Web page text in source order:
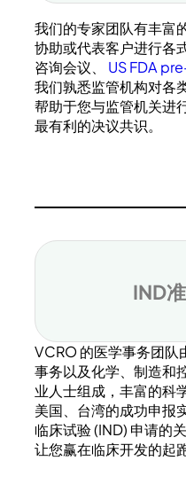
我们的专家团队有丰富
协助或代表客户进行各
咨询会议、 US FDA
我们孰悉监管机构对各
帮助于您与监管机关进
最有利的决议共识。
IND
VCRO 的医学事务团队
事务以及化学、制造和
业人士组成，丰富的科
美国、台湾的成功申报
临床试验 (IND) 申请的
让您赢在临床开发的起